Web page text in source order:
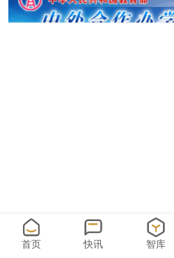
图源：天津大学
首页 快讯 智库